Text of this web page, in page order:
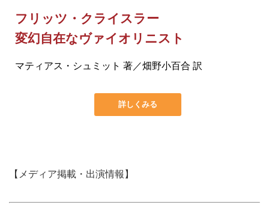
フリッツ・クライスラー
変幻自在なヴァイオリニスト
マティアス・シュミット 著／畑野小百合 訳
詳しくみる
【メディア掲載・出演情報】